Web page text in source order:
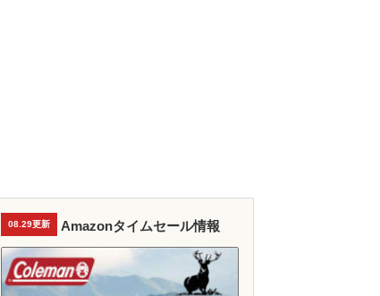
08.29更新 Amazonタイムセール情報